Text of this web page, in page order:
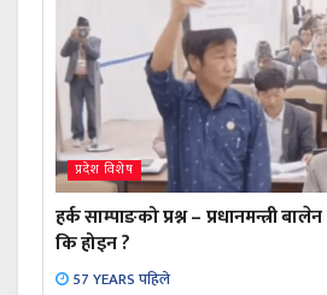
प्रदेश विशेष
हर्क साम्पाङको प्रश्न – प्रधानमन्त्री
कि होइन ?
57 YEARS पहिले